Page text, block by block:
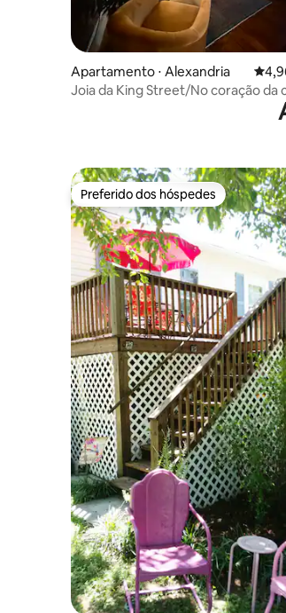
Apartamento ⋅ Alexandria 4,96
Joia da King Street/No coração da
Preferido dos hóspedes
Preferido dos hóspedes